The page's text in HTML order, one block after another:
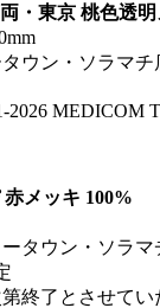
・東京 桃色透
ウン・ソラマチ
MEDICOM
メッキ 100%
タウン・ソラ
終了とさせてい